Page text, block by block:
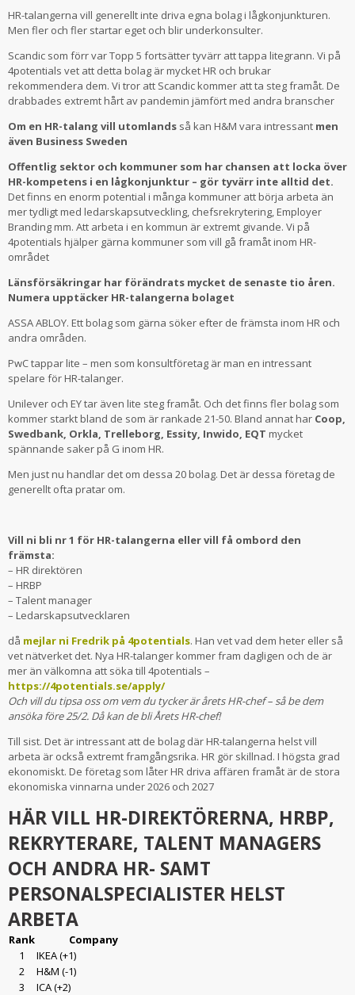
HR-talangerna vill generellt inte driva egna bolag i lågkonjunkturen.
Men fler och fler startar eget och blir underkonsulter.
Scandic som förr var Topp 5 fortsätter tyvärr att tappa litegrann. Vi på
4potentials vet att detta bolag är mycket HR och brukar
rekommendera dem. Vi tror att Scandic kommer att ta steg framåt. De
drabbades extremt hårt av pandemin jämfört med andra branscher
Om en HR-talang vill utomlands så kan H&M vara intressant men
även Business Sweden
Offentlig sektor och kommuner som har chansen att locka över
HR-kompetens i en lågkonjunktur – gör tyvärr inte alltid det.
Det finns en enorm potential i många kommuner att börja arbeta än
mer tydligt med ledarskapsutveckling, chefsrekrytering, Employer
Branding mm. Att arbeta i en kommun är extremt givande. Vi på
4potentials hjälper gärna kommuner som vill gå framåt inom HR-
området
Länsförsäkringar har förändrats mycket de senaste tio åren.
Numera upptäcker HR-talangerna bolaget
ASSA ABLOY. Ett bolag som gärna söker efter de främsta inom HR och
andra områden.
PwC tappar lite – men som konsultföretag är man en intressant
spelare för HR-talanger.
Unilever och EY tar även lite steg framåt. Och det finns fler bolag som
kommer starkt bland de som är rankade 21-50. Bland annat har Coop,
Swedbank, Orkla, Trelleborg, Essity, Inwido, EQT mycket
spännande saker på G inom HR.
Men just nu handlar det om dessa 20 bolag. Det är dessa företag de
generellt ofta pratar om.
Vill ni bli nr 1 för HR-talangerna eller vill få ombord den
främsta:
– HR direktören
– HRBP
– Talent manager
– Ledarskapsutvecklaren
då mejlar ni Fredrik på 4potentials. Han vet vad dem heter eller så
vet nätverket det. Nya HR-talanger kommer fram dagligen och de är
mer än välkomna att söka till 4potentials –
https://4potentials.se/apply/
Och vill du tipsa oss om vem du tycker är årets HR-chef – så be dem
ansöka före 25/2. Då kan de bli Årets HR-chef!
Till sist. Det är intressant att de bolag där HR-talangerna helst vill
arbeta är också extremt framgångsrika. HR gör skillnad. I högsta grad
ekonomiskt. De företag som låter HR driva affären framåt är de stora
ekonomiska vinnarna under 2026 och 2027
HÄR VILL HR-DIREKTÖRERNA, HRBP,
REKRYTERARE, TALENT MANAGERS
OCH ANDRA HR- SAMT
PERSONALSPECIALISTER HELST
ARBETA
Rank
Company
1
IKEA (+1)
2
H&M (-1)
3
ICA (+2)